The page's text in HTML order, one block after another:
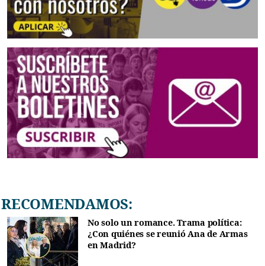
RECOMENDAMOS:
No solo un romance. Trama política:
¿Con quiénes se reunió Ana de Armas
en Madrid?